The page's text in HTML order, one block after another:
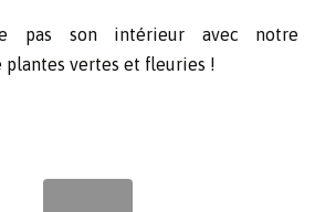
pas son intérieur avec notre
plantes vertes et fleuries !